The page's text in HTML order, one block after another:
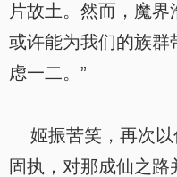
片故土。然而，魔界
或许能为我们的族群
虑一二。”
姬振苦笑，再次以
固执，对那成仙之路